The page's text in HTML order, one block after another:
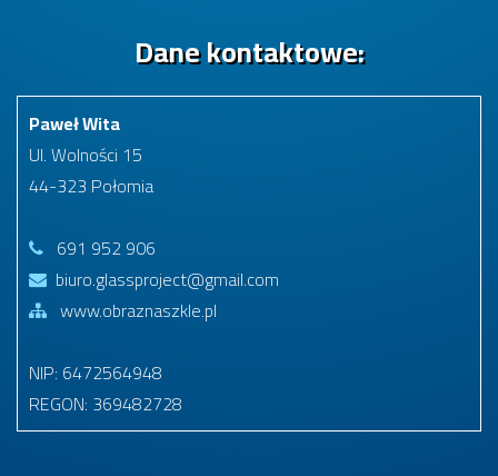
Dane kontaktowe:
Paweł Wita
Ul. Wolności 15
44-323 Połomia
691 952 906
biuro.glassproject@gmail.com
www.obraznaszkle.pl
NIP: 6472564948
REGON: 369482728